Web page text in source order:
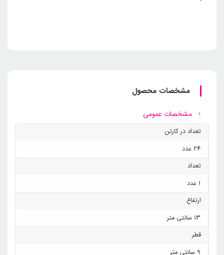
مشخصات محصول
مشخصات عمومی
تعداد در کارتن
24 عدد
تعداد
1 عدد
ارتفاع
13 سانتی متر
قطر
9 سانتی متر